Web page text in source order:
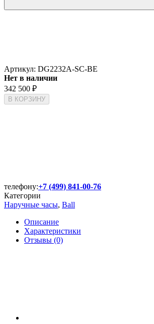
Артикул: DG2232A-SC-BE
Нет в наличии
342 500 ₽
В КОРЗИНУ
телефону:+7 (499) 841-00-76
Категории
Наручные часы, Ball
Описание
Характеристики
Отзывы (0)